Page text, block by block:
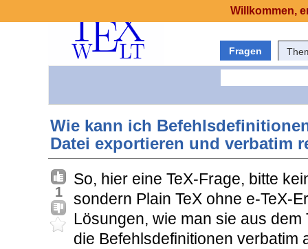
Fragen
Wie kann ich
Datei exportieren und verbatim
1
So, hier eine TeX-Frage, bitte
sondern Plain TeX ohne e-TeX-
Lösungen, wie man sie aus
die Befehlsdefinitionen verbatim
Willkommen,